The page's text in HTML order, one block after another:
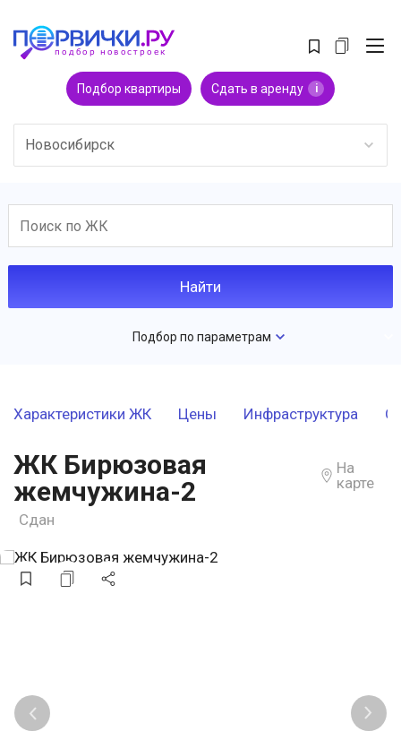
Подбор квартиры Сдать в аренду i
Новосибирск
Подбор по параметрам
Характеристики ЖК Цены Инфраструктура
ЖК Бирюзовая
жемчужина-2
На
карте
Сдан